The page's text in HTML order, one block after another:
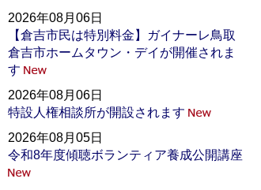
2026年08月06日
【倉吉市民は特別料金】ガイナーレ鳥取
倉吉市ホームタウン・デイが開催されま
す
2026年08月06日
特設人権相談所が開設されます
2026年08月05日
令和8年度傾聴ボランティア養成公開講座